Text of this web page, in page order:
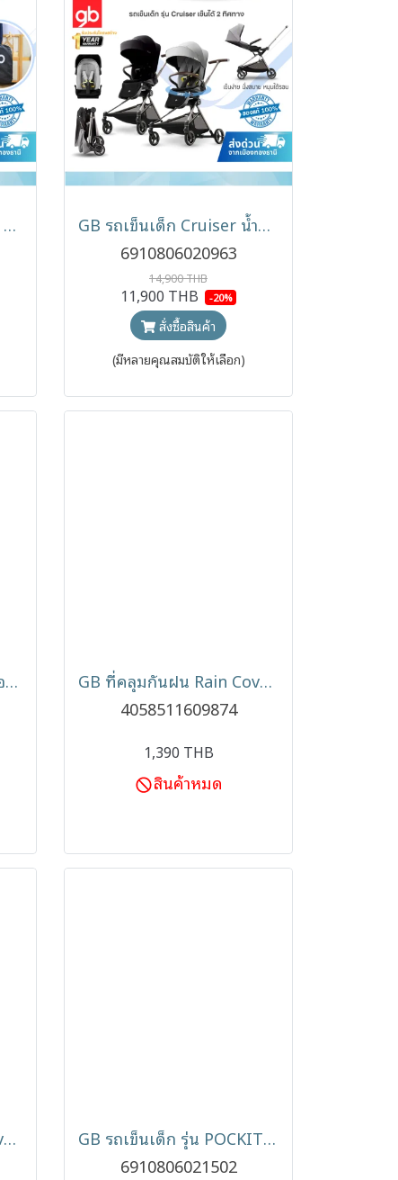
GB Travel Bag Fyn Plus กระเป๋าใส่รถเข็น สำหรับ Fyn Plus และ Pockit Armor
GB รถเข็นเด็ก Cruiser น้ำหนักเบา เข็นได้สองทิศทาง
6910806020963
14,900 THB
11,900 THB -20%
สั่งซื้อสินค้า
(มีหลายคุณสมบัติให้เลือก)
GB รถเข็นเด็ก รุ่น KUN ล้อหน้าหมุน 360 องศา พับเล็ก ใช้ได้ตั้งแต่แรกเกิด
GB ที่คลุมกันฝน Rain Cover รุ่น Pockit+ All City
4058511609874
1,390 THB
สินค้าหมด
GB ที่คลุมกันฝน Rain Cover รุ่น Pockit Air
GB รถเข็นเด็ก รุ่น POCKIT+ All-Terrain พับเล็กกะทัดรัด
6910806021502